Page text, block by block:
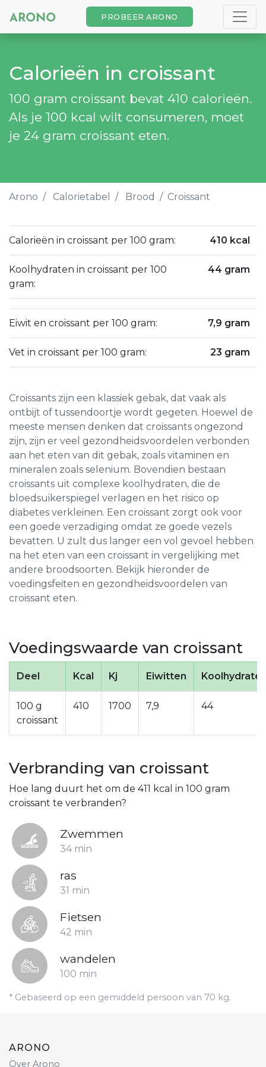
PROBEER ARONO
Calorieën in croissant
100 gram croissant bevat 410 calorieën.
Als je 100 kcal wilt consumeren, moet
je 24 gram croissant eten.
Arono Calorietabel Brood Croissant
Calorieën in croissant per 100 gram: 410 kcal
Koolhydraten in croissant per 100
gram:
44 gram
Eiwit en croissant per 100 gram: 7,9 gram
Vet in croissant per 100 gram: 23 gram
Croissants zijn een klassiek gebak, dat vaak als
ontbijt of tussendoortje wordt gegeten. Hoewel de
meeste mensen denken dat croissants ongezond
zijn, zijn er veel gezondheidsvoordelen verbonden
aan het eten van dit gebak, zoals vitaminen en
mineralen zoals selenium. Bovendien bestaan
croissants uit complexe koolhydraten, die de
bloedsuikerspiegel verlagen en het risico op
diabetes verkleinen. Een croissant zorgt ook voor
een goede verzadiging omdat ze goede vezels
bevatten. U zult dus langer een vol gevoel hebben
na het eten van een croissant in vergelijking met
andere broodsoorten. Bekijk hieronder de
voedingsfeiten en gezondheidsvoordelen van
croissant eten.
Voedingswaarde van croissant
Deel Kcal Kj Eiwitten
100 g
croissant
410 1700 7,9 44
Verbranding van croissant
Hoe lang duurt het om de 411 kcal in 100 gram
croissant te verbranden?
Zwemmen
34 min
ras
31 min
Fietsen
42 min
wandelen
100 min
* Gebaseerd op een gemiddeld persoon van 70 kg.
ARONO
Over Arono